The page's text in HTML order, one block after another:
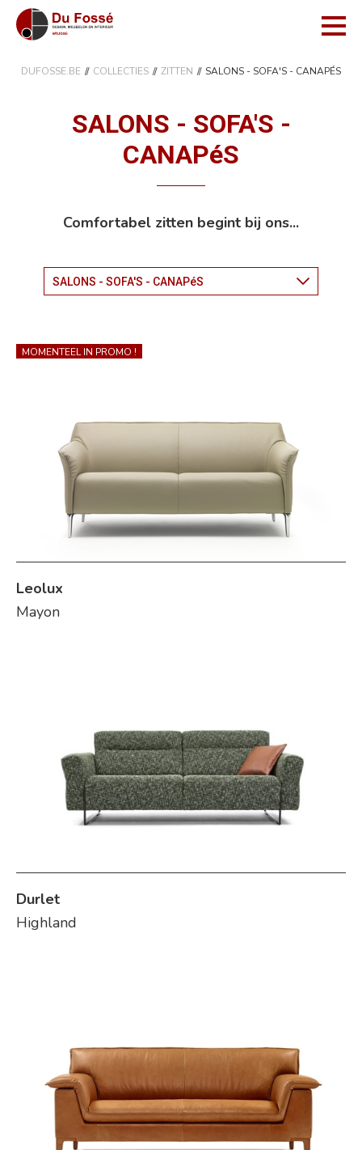
DUFOSSE.BE COLLECTIES ZITTEN SALONS - SOFA'S - CANAPÉS
SALONS - SOFA'S -
CANAPéS
Comfortabel zitten begint bij ons...
MOMENTEEL IN PROMO !
Leolux
Mayon
Durlet
Highland